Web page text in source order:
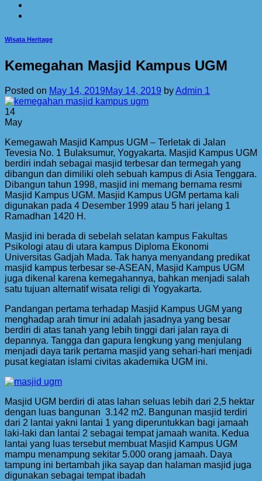
Wisata Heritage
Kemegahan Masjid Kampus UGM
Posted on May 14, 2019May 14, 2019 byAdmin 1
14
May
Kemegawah Masjid Kampus UGM – Terletak di Jalan
Tevesia No. 1 Bulaksumur, Yogyakarta. Masjid Kampus UGM
berdiri indah sebagai masjid terbesar dan termegah yang
dibangun dan dimiliki oleh sebuah kampus di Asia Tenggara.
Dibangun tahun 1998, masjid ini memang bernama resmi
Masjid Kampus UGM. Masjid Kampus UGM pertama kali
digunakan pada 4 Desember 1999 atau 5 hari jelang 1
Ramadhan 1420 H.
Masjid ini berada di sebelah selatan kampus Fakultas
Psikologi atau di utara kampus Diploma Ekonomi
Universitas Gadjah Mada. Tak hanya menyandang predikat
masjid kampus terbesar se-ASEAN, Masjid Kampus UGM
juga dikenal karena kemegahannya, bahkan menjadi salah
satu tujuan alternatif wisata religi di Yogyakarta.
Pandangan pertama terhadap Masjid Kampus UGM yang
menghadap arah timur ini adalah jasadnya yang besar
berdiri di atas tanah yang lebih tinggi dari jalan raya di
depannya. Tangga dan gapura lengkung yang menjulang
menjadi daya tarik pertama masjid yang sehari-hari menjadi
pusat kegiatan islami civitas akademika UGM ini.
Masjid UGM berdiri di atas lahan seluas lebih dari 2,5 hektar
dengan luas bangunan 3.142 m2. Bangunan masjid terdiri
dari 2 lantai yakni lantai 1 yang diperuntukkan bagi jamaah
laki-laki dan lantai 2 sebagai tempat jamaah wanita. Kedua
lantai yang luas tersebut membuat Masjid Kampus UGM
mampu menampung sekitar 5.000 orang jamaah. Daya
tampung ini bertambah jika sayap dan halaman masjid juga
digunakan sebagai tempat ibadah